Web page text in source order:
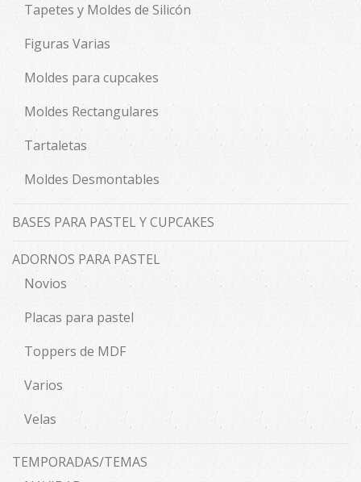
Tapetes y Moldes de Silicón
Figuras Varias
Moldes para cupcakes
Moldes Rectangulares
Tartaletas
Moldes Desmontables
BASES PARA PASTEL Y CUPCAKES
ADORNOS PARA PASTEL
Novios
Placas para pastel
Toppers de MDF
Varios
Velas
TEMPORADAS/TEMAS